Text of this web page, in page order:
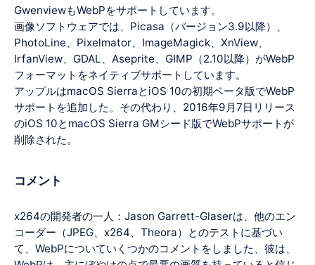
GwenviewもWebPをサポートしています。
画像ソフトウェアでは、Picasa（バージョン3.9以降）、
PhotoLine、Pixelmator、ImageMagick、XnView、
IrfanView、GDAL、Aseprite、GIMP（2.10以降）がWebP
フォーマットをネイティブサポートしています。
アップルはmacOS SierraとiOS 10の初期ベータ版でWebP
サポートを追加した。その代わり、2016年9月7日リリース
のiOS 10とmacOS Sierra GMシード版でWebPサポートが
削除された。
コメント
x264の開発者の一人：Jason Garrett-Glaserは、他のエン
コーダー（JPEG、x264、Theora）とのテストに基づい
て、WebPについていくつかのコメントをしました、彼は、